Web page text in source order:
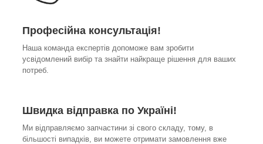
Професійна консультація!
Наша команда експертів допоможе вам зробити
усвідомлений вибір та знайти найкраще рішення для ваших
потреб.
Швидка відправка по Україні!
Ми відправляємо запчастини зі свого складу, тому, в
більшості випадків, ви можете отримати замовлення вже